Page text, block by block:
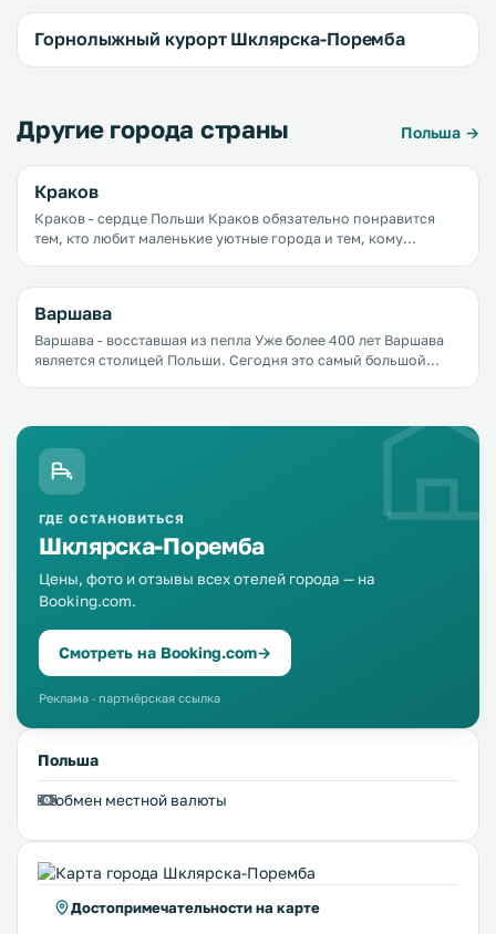
Горнолыжный курорт Шклярска-Поремба
Другие города страны Польша →
Краков
Краков - сердце Польши Краков обязательно понравится
тем, кто любит маленькие уютные города и тем, кому
Варшава
Варшава - восставшая из пепла Уже более 400 лет Варшава
является столицей Польши. Сегодня это самый большой
ГДЕ ОСТАНОВИТЬСЯ
Шклярска-Поремба
Цены, фото и отзывы всех отелей города — на
Booking.com.
Смотреть на Booking.com→
Реклама · партнёрская ссылка
Польша
обмен местной валюты
Достопримечательности на карте